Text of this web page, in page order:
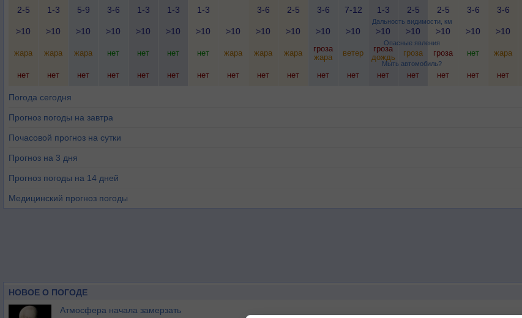
Дальность видимости, км
Опасные явления
Мыть автомобиль?
2-5
1-3
5-9
3-6
1-3
1-3
1-3
3-6
2-5
3-6
7-12
1-3
2-5
2-5
3-6
3-6
>10 >10 >10 >10 >10 >10 >10 >10 >10 >10 >10 >10 >10 >10 >10 >10 >10
жара жара жара нет нет нет нет жара жара жара
гроза
жара
ветер
гроза
дождь
гроза гроза нет жара
нет нет нет нет нет нет нет нет нет нет нет нет нет нет нет нет нет
Погода сегодня
Прогноз погоды на завтра
Почасовой прогноз на сутки
Прогноз на 3 дня
Прогноз погоды на 14 дней
Медицинский прогноз погоды
НОВОЕ О ПОГОДЕ
Атмосфера начала замерзать